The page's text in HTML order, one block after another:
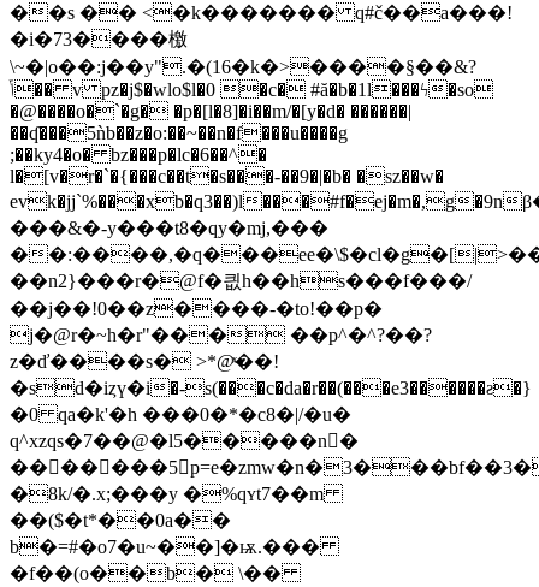
��s �� <�k������� q#č��a���!
�i�73����檄
\~�|o��:j��y".�(16�k�>����§��&?
ݴ�� v pz�j$�wlo$l�0 �c� #ă�b�1l���ϟ�so
�@����o�`�g� �p�[l�8]�i��m/�[y�d� ������|
��ʠ���5ǹb��z�o:��~��n�f���u����g
;��ky4�o� bz���p�lc�6��^�
l�[v�r�`�{���c��t�s���-��9�|�b� �sz��w�
evk�jj`%���xb�q3��)l���#f�ej�m�,g
���&�-y���t8�qy�mj,���
�
��n2}���r�@f�킚h��hs���f���/
��j��!0��z����-�to!��p�
j�@r�~h�r"��� ��p^�^?��?
z�ď����s� >*@ͯ��!
�ѕd�iȥү�i�-s(���c�da�r��(���e3������ƨ�}
�0 qa�k'�h ���0�*�c8�|/�u�
q^xzqs�7��@�l5�����n�ٍ
�8k/�.x;���y �%qʏt7��m
��($�t*��0a��
b�=#�o7�u~��]�ѭ.���
�f��(o��b� \��